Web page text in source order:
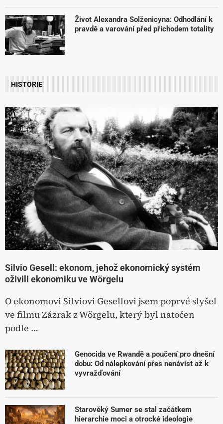
Život Alexandra Solženicyna: Odhodlání k
pravdě a varování před příchodem totality
HISTORIE
Silvio Gesell: ekonom, jehož ekonomický systém
oživili ekonomiku ve Wörgelu
O ekonomovi Silviovi Gesellovi jsem poprvé slyšel
ve filmu Zázrak z Wörgelu, který byl natočen
podle …
Genocida ve Rwandě a poučení pro dnešní
dobu: Od nálepkování přes nenávist až k
vyvražďování
Starověký Sumer se stal začátkem
hierarchie moci a otrocké ideologie